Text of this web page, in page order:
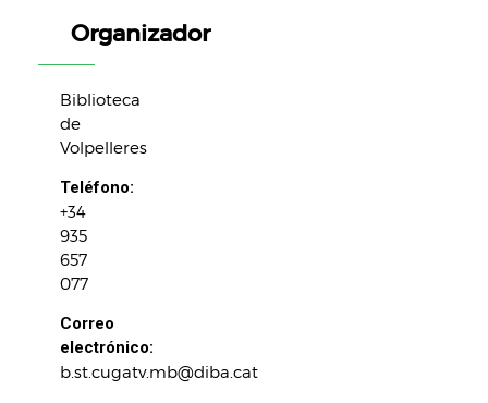
Organizador
Biblioteca
de
Volpelleres
Teléfono:
+34
935
657
077
Correo
electrónico:
b.st.cugatv.mb@diba.cat